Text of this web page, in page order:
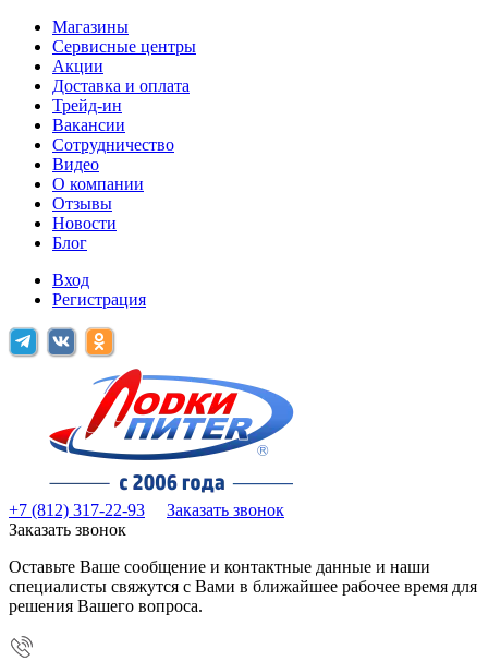
Магазины
Сервисные центры
Акции
Доставка и оплата
Трейд-ин
Вакансии
Сотрудничество
Видео
О компании
Отзывы
Новости
Блог
Вход
Регистрация
+7 (812) 317-22-93
Заказать звонок
Заказать звонок
Оставьте Ваше сообщение и контактные данные и наши
специалисты свяжутся с Вами в ближайшее рабочее время для
решения Вашего вопроса.